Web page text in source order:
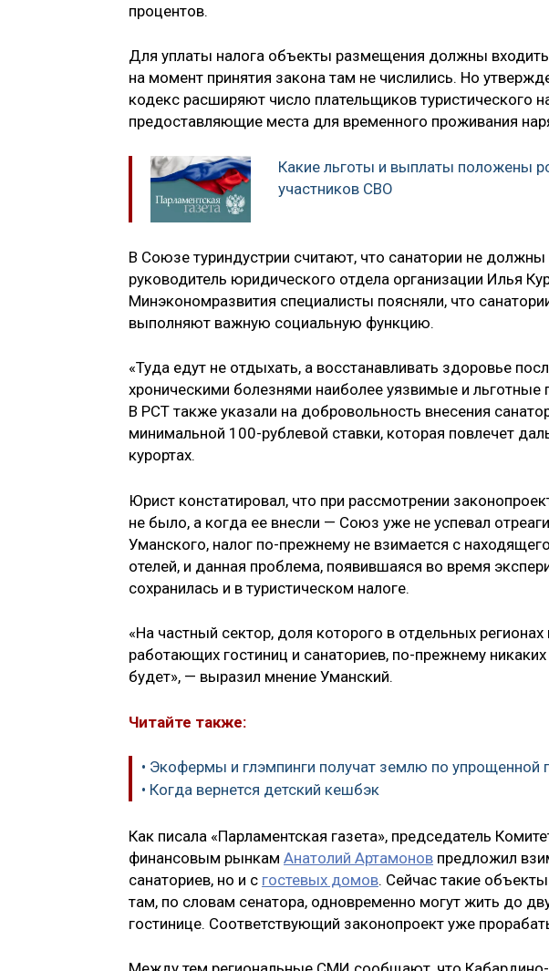
процентов.
Для уплаты налога объекты размещения должны входить
на момент принятия закона там не числились. Но
кодекс расширяют число плательщиков туристического
предоставляющие места для временного проживания
Какие льготы и выплаты положены
участников СВО
В Союзе туриндустрии считают, что санатории не
руководитель юридического отдела организации Илья
Минэкономразвития специалисты поясняли, что
выполняют важную социальную функцию.
«Туда едут не отдыхать, а восстанавливать здоровье
хроническими болезнями наиболее уязвимые и льготные
В РСТ также указали на добровольность внесения
минимальной 100-рублевой ставки, которая повлечет
курортах.
Юрист констатировал, что при рассмотрении
не было, а когда ее внесли — Союз уже не успевал
Уманского, налог по-прежнему не взимается с
отелей, и данная проблема, появившаяся во время
сохранилась и в туристическом налоге.
«На частный сектор, доля которого в отдельных
работающих гостиниц и санаториев, по-прежнему
будет», — выразил мнение Уманский.
Читайте также:
• Экофермы и глэмпинги получат землю по упрощенной
• Когда вернется детский кешбэк
Как писала «Парламентская газета», председатель
финансовым рынкам Анатолий Артамонов предложил
санаториев, но и с гостевых домов. Сейчас такие
там, по словам сенатора, одновременно могут жить до
гостинице. Соответствующий законопроект уже